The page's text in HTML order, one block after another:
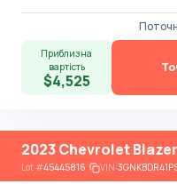
Приблизна
вартість
$4,525
2023 Chevrolet
Lot#45445816 VIN: